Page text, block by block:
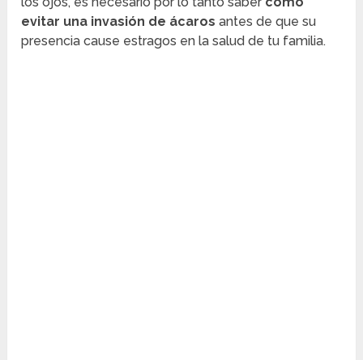
evitar una invasión de ácaros antes de que su
presencia cause estragos en la salud de tu familia.